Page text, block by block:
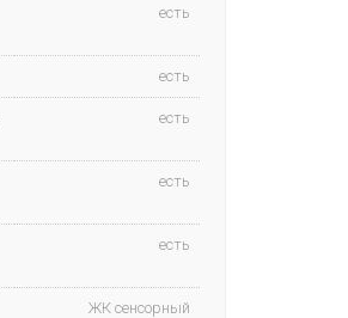
есть
есть
есть
есть
есть
ЖК сенсорный